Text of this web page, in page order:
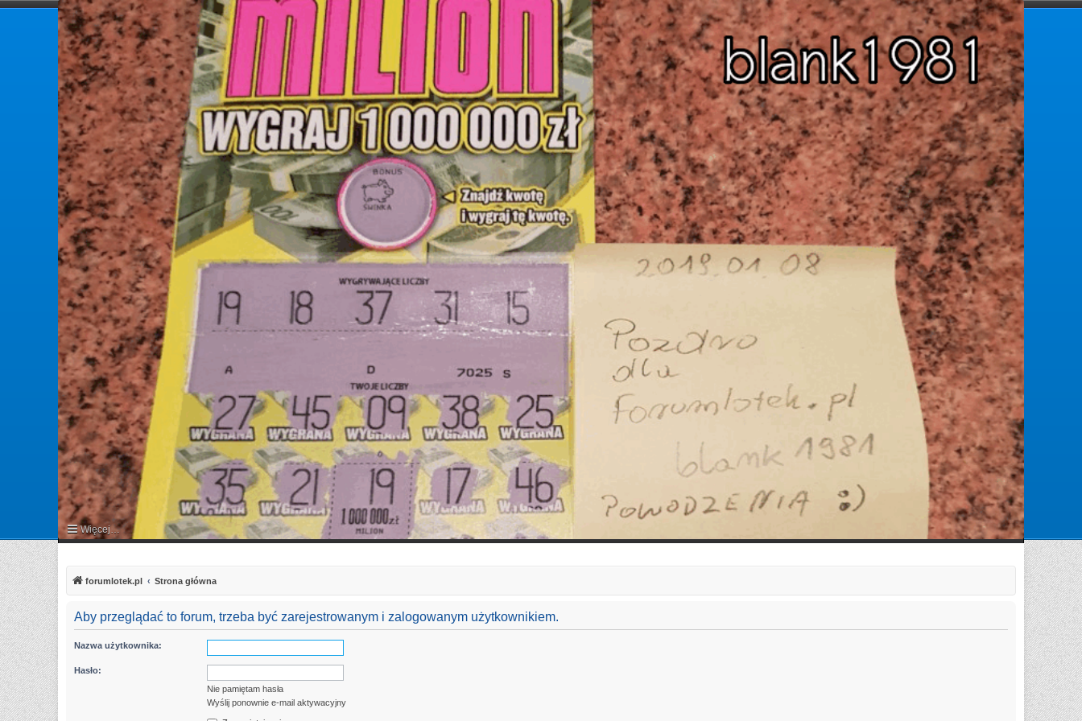
forumlotek.pl
Forum gier liczbowych
Więcej… Zaloguj się
Zarejestruj się
forumlotek.pl Strona główna
Aby przeglądać to forum, trzeba być zarejestrowanym i zalogowanym użytkownikiem.
Nazwa użytkownika:
Hasło:
Nie pamiętam hasła
Wyślij ponownie e-mail aktywacyjny